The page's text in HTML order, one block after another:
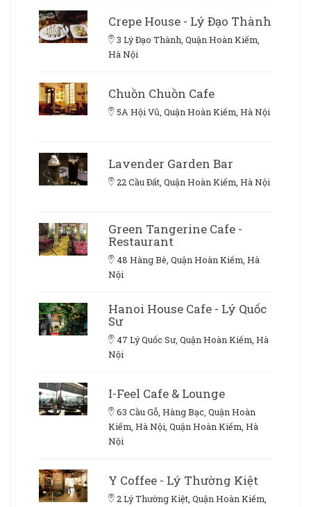
Crepe House - Lý Đạo Thành
3 Lý Đạo Thành, Quận Hoàn Kiếm,
Hà Nội
Chuồn Chuồn Cafe
5A Hội Vũ, Quận Hoàn Kiếm, Hà Nội
Lavender Garden Bar
22 Cầu Đất, Quận Hoàn Kiếm, Hà Nội
Green Tangerine Cafe -
Restaurant
48 Hàng Bè, Quận Hoàn Kiếm, Hà
Nội
Hanoi House Cafe - Lý Quốc
Sư
47 Lý Quốc Sư, Quận Hoàn Kiếm, Hà
Nội
I-Feel Cafe & Lounge
63 Cầu Gỗ, Hàng Bạc, Quận Hoàn
Kiếm, Hà Nội, Quận Hoàn Kiếm, Hà
Nội
Y Coffee - Lý Thường Kiệt
2 Lý Thường Kiệt, Quận Hoàn Kiếm,